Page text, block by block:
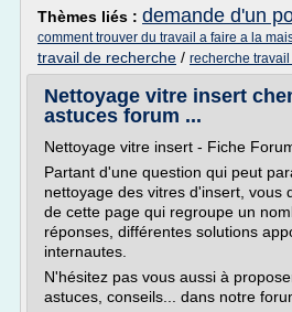
Thèmes liés : demande d'un
comment trouver du travail a faire a la
travail de recherche / recherche
Nettoyage vitre insert
astuces forum ...
Nettoyage vitre insert - Fiche
Partant d'une question qui peut
nettoyage des vitres d'insert, vous
de cette page qui regroupe un
réponses, différentes solutions
internautes.
N'hésitez pas vous aussi à
astuces, conseils... dans notre